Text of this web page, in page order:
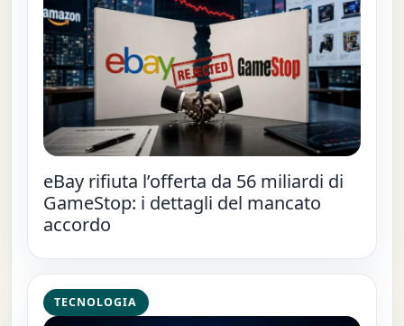
eBay rifiuta l’offerta da 56 miliardi di
GameStop: i dettagli del mancato
accordo
TECNOLOGIA